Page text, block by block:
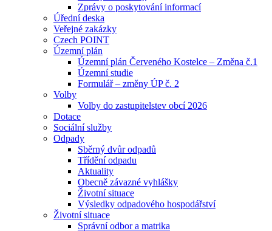
Zprávy o poskytování informací
Úřední deska
Veřejné zakázky
Czech POINT
Územní plán
Územní plán Červeného Kostelce – Změna č.1
Územní studie
Formulář – změny ÚP č. 2
Volby
Volby do zastupitelstev obcí 2026
Dotace
Sociální služby
Odpady
Sběrný dvůr odpadů
Třídění odpadu
Aktuality
Obecně závazné vyhlášky
Životní situace
Výsledky odpadového hospodářství
Životní situace
Správní odbor a matrika